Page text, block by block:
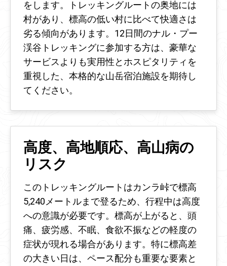
をします。トレッキングルートの奥地には
村があり、標高の低い村に比べて快適さは
劣る傾向があります。12日間のナル・プー
渓谷トレッキングに参加する方は、豪華な
サービスよりも実用性とホスピタリティを
重視した、本格的な山岳宿泊施設を期待し
てください。
高度、高地順応、高山病の
リスク
このトレッキングルートはカンラ峠で標高
5,240メートルまで登るため、行程中は高度
への意識が必要です。標高が上がると、頭
痛、疲労感、不眠、食欲不振などの軽度の
症状が現れる場合があります。特に標高差
の大きい日は、ペース配分も重要な要素と